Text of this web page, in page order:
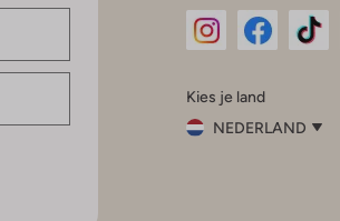
InstagramFacebook
Kies je land
NEDERLAND